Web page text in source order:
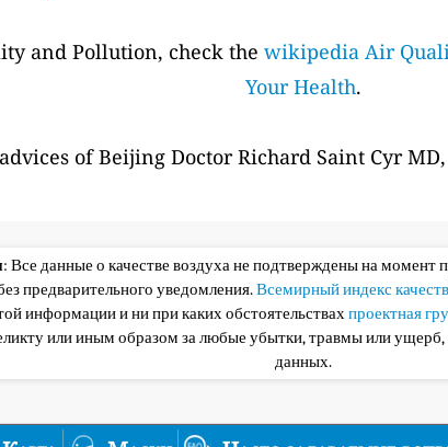
and Pollution, check the wikipedia Air
Your Health.
of Beijing Doctor Richard Saint Cyr
: Все данные о качестве воздуха не подтверждены на момент
предварительного уведомления.Всемирный индекс
информации и ни при каких обстоятельствахпроектная
или иным образом за любые убытки, травмы или
данных.